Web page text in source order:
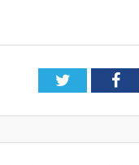
Twitter